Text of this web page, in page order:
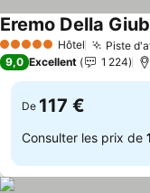
5 Étoiles Hôtel Piste
Eremo Della
9,0 Excellent 1 224
De 117 €
Consulter les prix de